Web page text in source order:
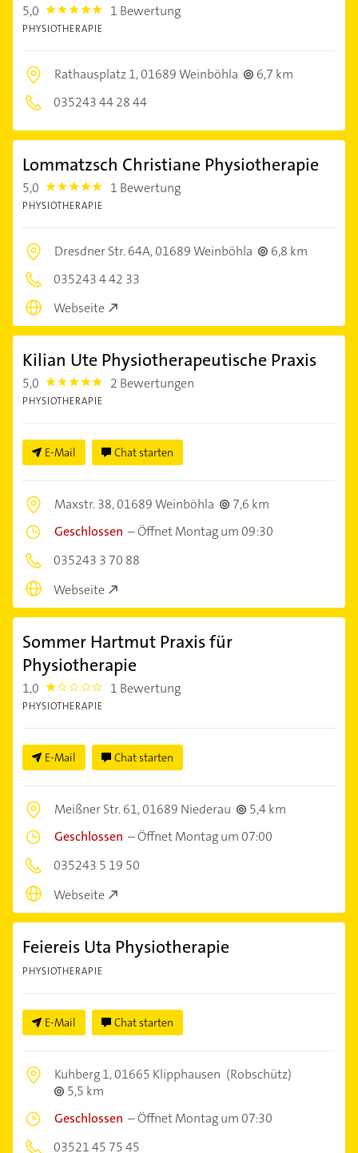
5,0 5.0 1 Bewertung
PHYSIOTHERAPIE
Rathausplatz 1,01689 Weinböhla
6,7 km
035243 44 28 44
Lommatzsch Christiane Physiotherapie
5,0 5.0 1 Bewertung
PHYSIOTHERAPIE
Dresdner Str. 64A,01689 Weinböhla
6,8 km
035243 4 42 33
Webseite
Kilian Ute Physiotherapeutische Praxis
5,0 5.0 2 Bewertungen
PHYSIOTHERAPIE
E-Mail Chat starten
Maxstr. 38,01689 Weinböhla
7,6 km
Geschlossen –Öffnet Montag um 09:30
035243 3 70 88
Webseite
Sommer Hartmut Praxis für
Physiotherapie
1,0 1.0 1 Bewertung
PHYSIOTHERAPIE
E-Mail Chat starten
Meißner Str. 61,01689 Niederau
5,4 km
Geschlossen –Öffnet Montag um 07:00
035243 5 19 50
Webseite
Feiereis Uta Physiotherapie
PHYSIOTHERAPIE
E-Mail Chat starten
Kuhberg 1,01665 Klipphausen (Robschütz)
5,5 km
Geschlossen –Öffnet Montag um 07:30
03521 45 75 45